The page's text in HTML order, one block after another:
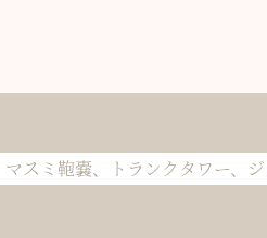
スミ鞄嚢、トランクタワー、